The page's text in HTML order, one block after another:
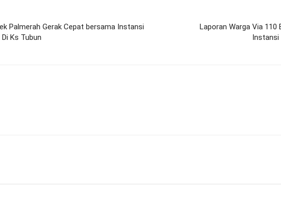
Palmerah Gerak Cepat bersama Instansi
Ks Tubun
Laporan Warga Via 110
Instansi